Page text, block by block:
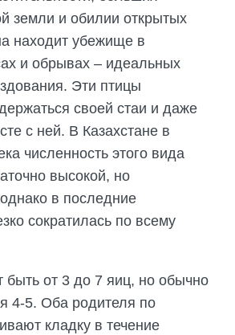
ТРЕНИНГОВ И
ПОЛЕВЫХ ЭКСКУРСИЙ
ПОЛЕВЫХ ПРАКТИК,
С НАУЧНЫМ
ТЕТИС
земли и обилии открытых
находит убежище в
и обрывах – идеальных
Эти птицы
своей стаи и даже
с ней. В Казахстане в
численность этого вида
высокой, но
в последние
сократилась по всему
быть от 3 до 7 яиц, но обычно
4-5. Оба родителя по
кладку в течение